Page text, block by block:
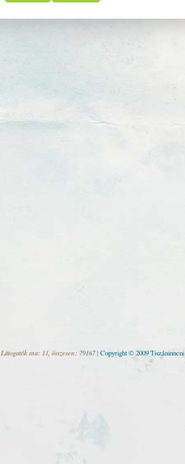
Látogatók ma: 11, összesen: 79167 |Copyright © 2009